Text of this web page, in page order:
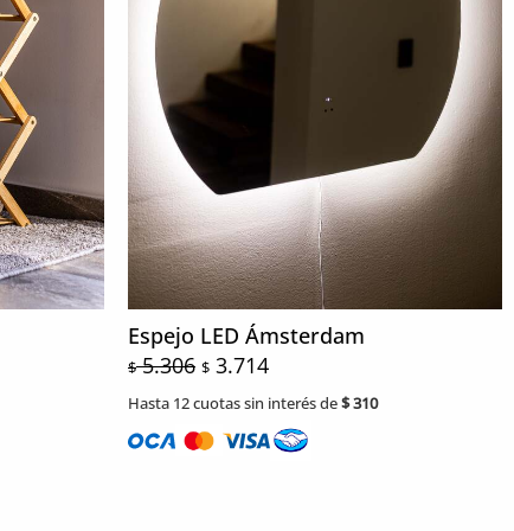
Espejo LED Ámsterdam
$5.306 $ 3.714
Hasta 12 cuotas sin interés de$310